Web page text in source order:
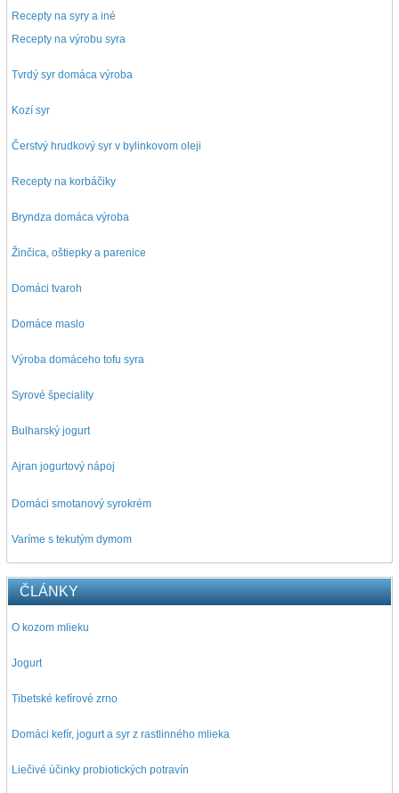
Recepty na syry a iné
Recepty na výrobu syra
Tvrdý syr domáca výroba
Kozí syr
Čerstvý hrudkový syr v bylinkovom oleji
Recepty na korbáčiky
Bryndza domáca výroba
Žinčica, oštiepky a parenice
Domáci tvaroh
Domáce maslo
Výroba domáceho tofu syra
Syrové špeciality
Bulharský jogurt
Ajran jogurtový nápoj
Domáci smotanový syrokrém
Varíme s tekutým dymom
ČLÁNKY
O kozom mlieku
Jogurt
Tibetské kefírové zrno
Domáci kefír, jogurt a syr z rastlinného mlieka
Liečivé účinky probiotických potravín